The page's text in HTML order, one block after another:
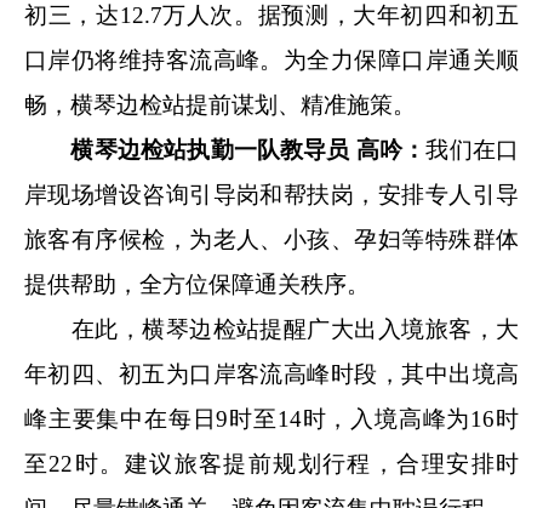
初三，达12.7万人次。据预测，大年初四和初五
口岸仍将维持客流高峰。为全力保障口岸通关顺
畅，横琴边检站提前谋划、精准施策。
横琴边检站执勤一队教导员 高吟：我们在口
岸现场增设咨询引导岗和帮扶岗，安排专人引导
旅客有序候检，为老人、小孩、孕妇等特殊群体
提供帮助，全方位保障通关秩序。
在此，横琴边检站提醒广大出入境旅客，大
年初四、初五为口岸客流高峰时段，其中出境高
峰主要集中在每日9时至14时，入境高峰为16时
至22时。建议旅客提前规划行程，合理安排时